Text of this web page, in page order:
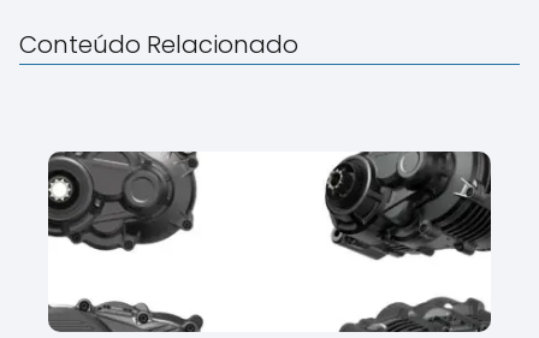
Conteúdo Relacionado